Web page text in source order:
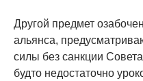
Другой предмет
альянса,
силы без санкции
будто недостаточно